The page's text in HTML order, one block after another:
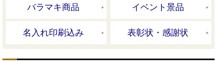
バラマキ商品 イベント景品
名入れ印刷込み 表彰状・感謝状